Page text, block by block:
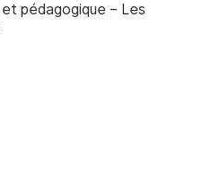
pédagogique – Les